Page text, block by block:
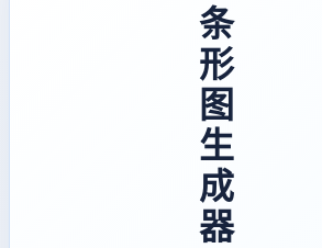
条
形
图
生
成
器